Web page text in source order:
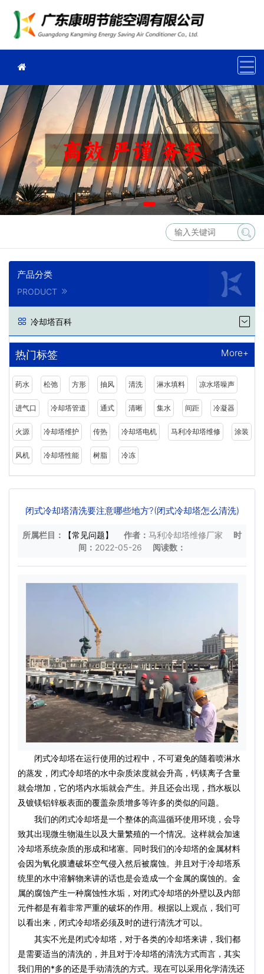
产品分类
PRODUCT
冷却塔百科
热门标签 More+
药水 松弛 方形 抽风 清洗 淋水填料 凉水塔噪声
进气口 冷却塔管道 通式 清晰 集水 间距 冷凝器
火源 冷却塔维护 传热 冷却塔电机 马利冷却塔维修 涂装
风机 冷却塔性能 树脂 冷冻
闭式冷却塔清洗要注意哪些地方?(闭式冷却塔怎么清洗)
所属栏目： 【常见问题】 作者： 马利冷却塔维修厂家
时
间： 2022-05-26 阅读数：
闭式冷却塔在运行使用的过程中，不可避免的随着喷淋水
的蒸发，闭式冷却塔的水中杂质浓度就会升高，钙镁离子含量
就会增加，它的塔内水垢就会产生。并且还会出现，挡水板以
及镀镁铝锌板表面的覆盖杂质增多等许多的类似的问题。
我们的闭式冷却塔是一个整体的高温循环使用环境，会导
致其出现微生物滋生以及大量繁殖的一个情况。这样就会加速
冷却塔系统杂质的形成和堵塞。同时我们的冷却塔的金属材料
会因为氧化膜遭破坏空气侵入然后被腐蚀。并且对于冷却塔系
统里的水中溶解物来讲的话也是会造成一个金属的腐蚀的。金
属的腐蚀产生一种腐蚀性水垢，对闭式冷却塔的外壁以及内部
元件都是有着非常严重的破坏的作用。根据以上观点，我们可
以看出来，闭式冷却塔必须及时的进行清洗才可以。
其实不光是闭式冷却塔，对于各类的冷却塔来讲，我们都
是需要适当的清洗的，并且对于冷却塔的清洗方式而言，其实
我们用的*多的还是手动清洗的方式。现在可以采用化学清洗还